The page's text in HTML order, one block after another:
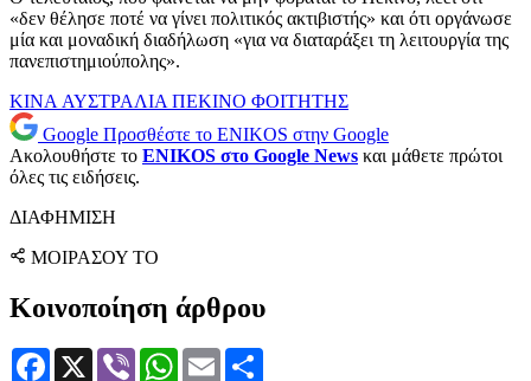
«δεν θέλησε ποτέ να γίνει πολιτικός ακτιβιστής» και ότι οργάνωσε
μία και μοναδική διαδήλωση «για να διαταράξει τη λειτουργία της
πανεπιστημιούπολης».
KINA ΑΥΣΤΡΑΛΙΑ ΠΕΚΙΝΟ ΦΟΙΤΗΤΗΣ
Google Προσθέστε το ENIKOS στην Google
Ακολουθήστε το ENIKOS στο Google News και μάθετε πρώτοι
όλες τις ειδήσεις.
ΔΙΑΦΗΜΙΣΗ
ΜΟΙΡΑΣΟΥ ΤΟ
Κοινοποίηση άρθρου
Facebook
X Viber WhatsApp
Email